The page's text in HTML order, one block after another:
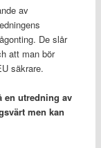
av
De slår
att man bör
säkrare.
en utredning av
men kan